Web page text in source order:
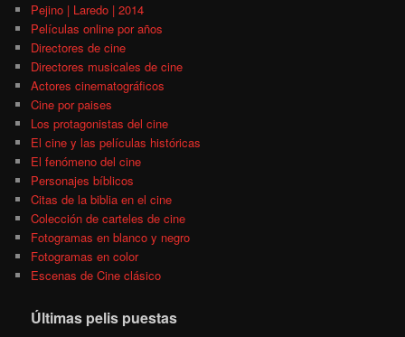
Pejino | Laredo | 2014
Películas online por años
Directores de cine
Directores musicales de cine
Actores cinematográficos
Cine por paises
Los protagonistas del cine
El cine y las películas históricas
El fenómeno del cine
Personajes bíblicos
Citas de la biblia en el cine
Colección de carteles de cine
Fotogramas en blanco y negro
Fotogramas en color
Escenas de Cine clásico
Últimas pelis puestas